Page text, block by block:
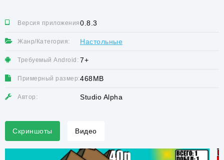
Версия приложения:0.8.3
Жанр/Категория: Настольные
Требуемый Android: 7+
Примерный размер:468MB
Автор: Studio Alpha
Скриншоты Видео